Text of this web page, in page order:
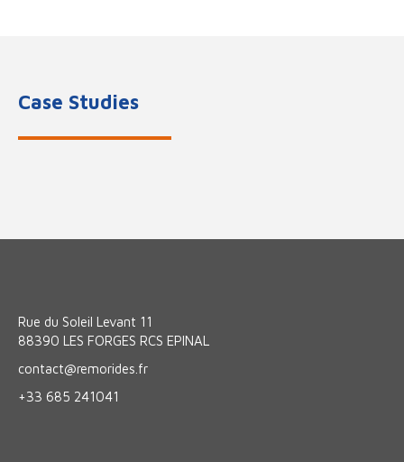
Case Studies
Rue du Soleil Levant 11
88390 LES FORGES RCS EPINAL
contact@remorides.fr
+33 685 241041